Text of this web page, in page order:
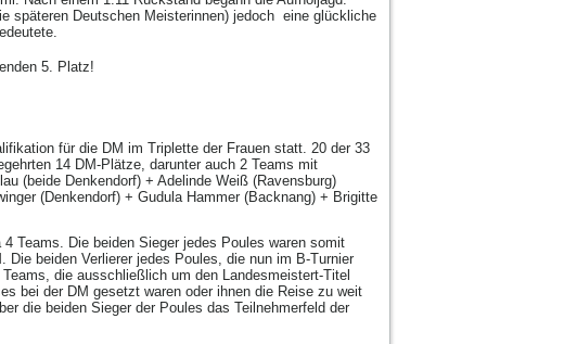
späteren Deutschen Meisterinnen) jedoch eine glückliche
5. Platz!
für die DM im Triplette der Frauen statt. 20 der 33
14 DM-Plätze, darunter auch 2 Teams mit
(beide Denkendorf) + Adelinde Weiß (Ravensburg)
(Denkendorf) + Gudula Hammer (Backnang) + Brigitte
Teams. Die beiden Sieger jedes Poules waren somit
beiden Verlierer jedes Poules, die nun im B-Turnier
die ausschließlich um den Landesmeistert-Titel
bei der DM gesetzt waren oder ihnen die Reise zu weit
die beiden Sieger der Poules das Teilnehmerfeld der